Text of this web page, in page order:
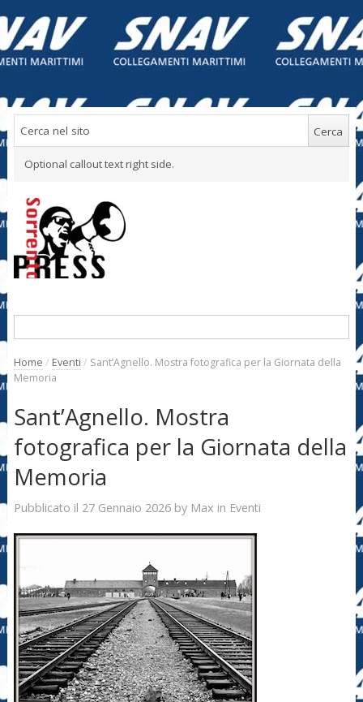
Optional callout text right side.
Home / Eventi / Sant’Agnello. Mostra fotografica per la Giornata della
Memoria
Sant’Agnello. Mostra
fotografica per la Giornata della
Memoria
Pubblicato il 27 Gennaio 2026by Max in Eventi